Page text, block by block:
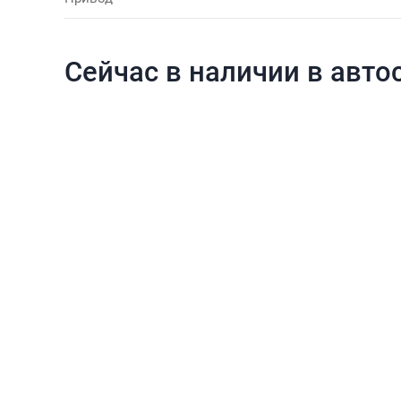
Сейчас в наличии в